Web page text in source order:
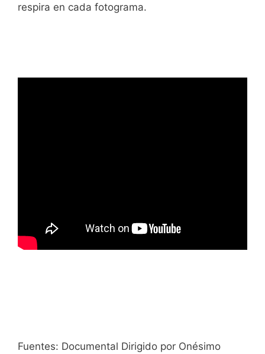
respira en cada fotograma.
Fuentes: Documental Dirigido por Onésimo